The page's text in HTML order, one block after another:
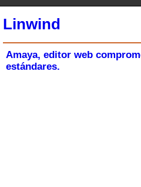
Linwind
Amaya, editor web
estándares.